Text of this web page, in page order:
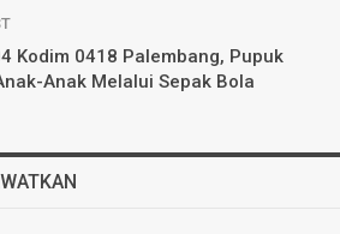
Kodim 0418 Palembang, Pupuk
Anak Melalui Sepak Bola